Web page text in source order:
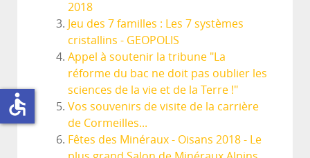
2018
Jeu des 7 familles : Les 7 systèmes
cristallins - GEOPOLIS
Appel à soutenir la tribune "La
réforme du bac ne doit pas oublier les
sciences de la vie et de la Terre !"
Vos souvenirs de visite de la carrière
de Cormeilles...
Fêtes des Minéraux - Oisans 2018 - Le
accessible